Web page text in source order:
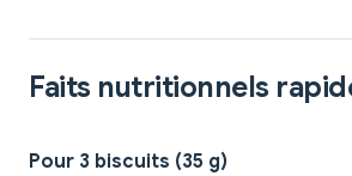
Faits nutritionnels
Pour 3 biscuits (35 g)